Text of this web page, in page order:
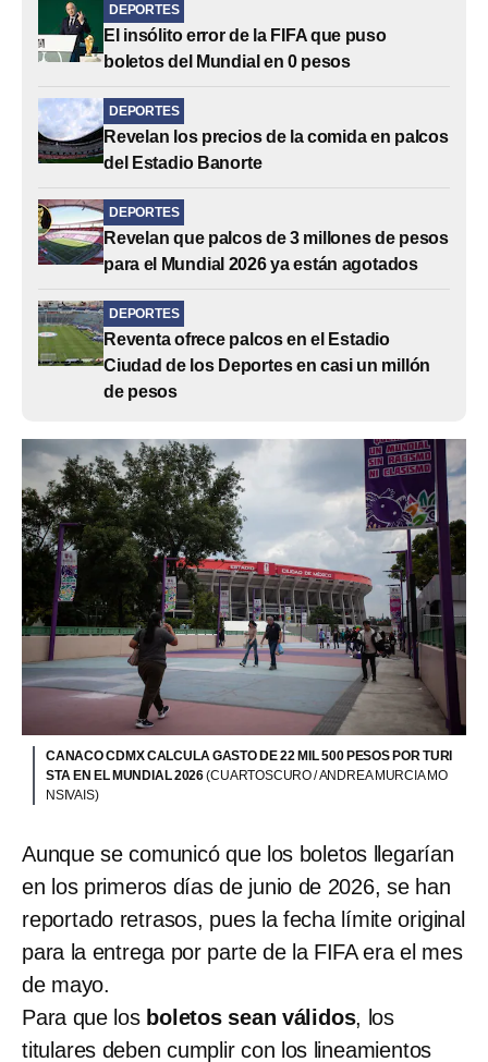
DEPORTES
El insólito error de la FIFA que puso
boletos del Mundial en 0 pesos
DEPORTES
Revelan los precios de la comida en palcos
del Estadio Banorte
DEPORTES
Revelan que palcos de 3 millones de pesos
para el Mundial 2026 ya están agotados
DEPORTES
Reventa ofrece palcos en el Estadio
Ciudad de los Deportes en casi un millón
de pesos
CANACO CDMX CALCULA GASTO DE 22 MIL 500 PESOS POR TURI
STA EN EL MUNDIAL 2026(CUARTOSCURO / ANDREA MURCIA MO
NSIVAIS)
Aunque se comunicó que los boletos llegarían
en los primeros días de junio de 2026, se han
reportado retrasos, pues la fecha límite original
para la entrega por parte de la FIFA era el mes
de mayo.
Para que los boletos sean válidos, los
titulares deben cumplir con los lineamientos